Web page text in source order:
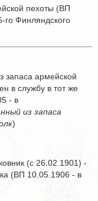
пехоты (ВП
го Финляндского
запаса армейской
в службу в тот же
- в
из запаса
)
(с 26.02.1901) -
(ВП 10.05.1906 - в